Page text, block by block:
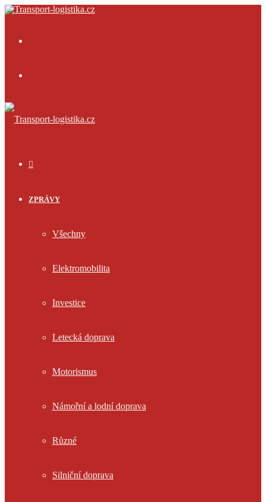
ZPRÁVY
Všechny
Elektromobilita
Investice
Letecká doprava
Motorismus
Námořní a lodní doprava
Různé
Silniční doprava